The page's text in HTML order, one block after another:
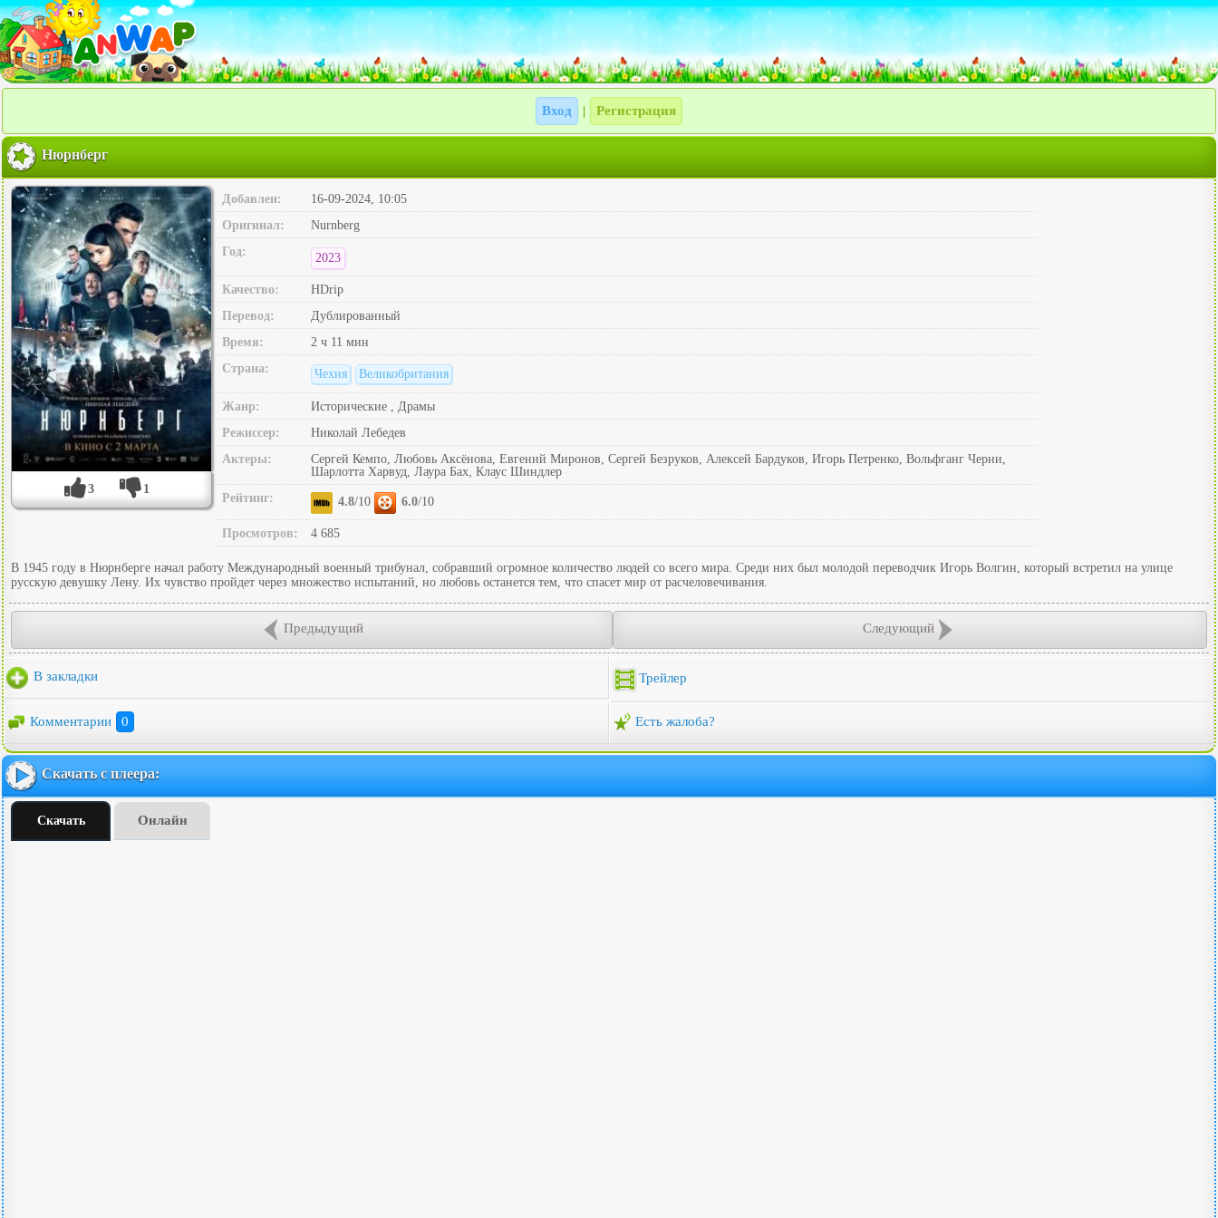
Вход Регистрация
Нюрнберг
3 1
Добавлен:
16-09-2024, 10:05
Оригинал:
Nurnberg
Год:
2023
Качество:
HDrip
Перевод:
Дублированный
Время:
2 ч 11 мин
Страна:
Чехия Великобритания
Жанр:
Исторические , Драмы
Режиссер:
Николай Лебедев
Актеры:
Сергей Кемпо, Любовь Аксёнова, Евгений Миронов, Сергей Безруков, Алексей Бардуков, Игорь Петренко, Вольфганг Черни,
Шарлотта Харвуд, Лаура Бах, Клаус Шиндлер
Рейтинг:
4.8/10 6.0/10
Просмотров: 4 685
В 1945 году в Нюрнберге начал работу Международный военный трибунал, собравший огромное количество людей со всего мира. Среди них был молодой переводчик Игорь Волгин, который встретил на улице
русскую девушку Лену. Их чувство пройдет через множество испытаний, но любовь останется тем, что спасет мир от расчеловечивания.
Предыдущий Следующий
В закладки Трейлер
Комментарии 0 Есть жалоба?
Скачать с плеера:
Скачать Онлайн